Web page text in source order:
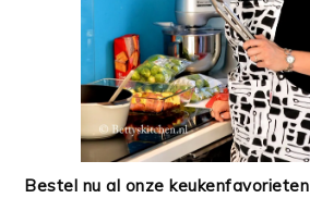
Bestel nu al onze